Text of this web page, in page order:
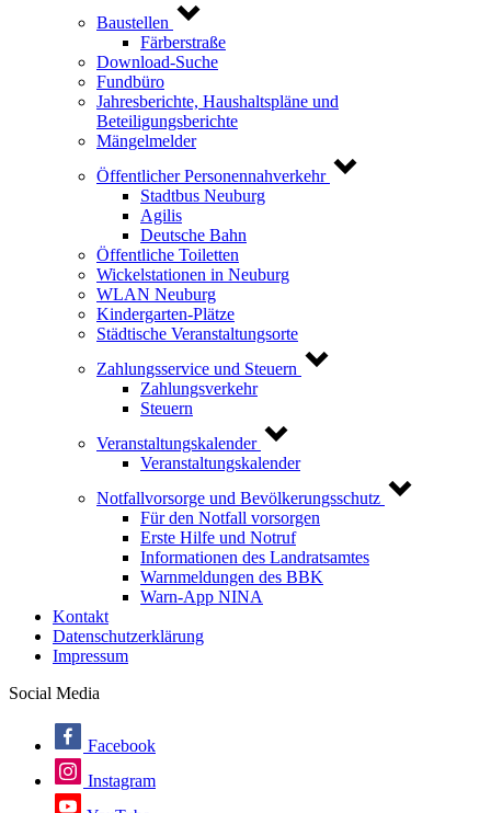
Baustellen
Färberstraße
Download-Suche
Fundbüro
Jahresberichte, Haushaltspläne und
Beteiligungsberichte
Mängelmelder
Öffentlicher Personennahverkehr
Stadtbus Neuburg
Agilis
Deutsche Bahn
Öffentliche Toiletten
Wickelstationen in Neuburg
WLAN Neuburg
Kindergarten-Plätze
Städtische Veranstaltungsorte
Zahlungsservice und Steuern
Zahlungsverkehr
Steuern
Veranstaltungskalender
Veranstaltungskalender
Notfallvorsorge und Bevölkerungsschutz
Für den Notfall vorsorgen
Erste Hilfe und Notruf
Informationen des Landratsamtes
Warnmeldungen des BBK
Warn-App NINA
Kontakt
Datenschutzerklärung
Impressum
Social Media
Facebook
Instagram